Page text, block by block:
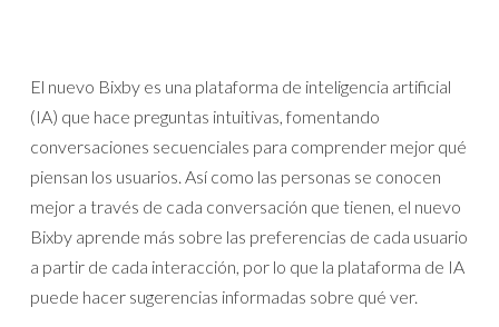
El nuevo Bixby es una plataforma de inteligencia artificial
(IA) que hace preguntas intuitivas, fomentando
conversaciones secuenciales para comprender mejor qué
piensan los usuarios. Así como las personas se conocen
mejor a través de cada conversación que tienen, el nuevo
Bixby aprende más sobre las preferencias de cada usuario
a partir de cada interacción, por lo que la plataforma de IA
puede hacer sugerencias informadas sobre qué ver.